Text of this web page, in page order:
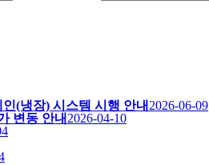
(냉장) 시스템 시행 안내 2026-06-09
변동 안내 2026-04-10